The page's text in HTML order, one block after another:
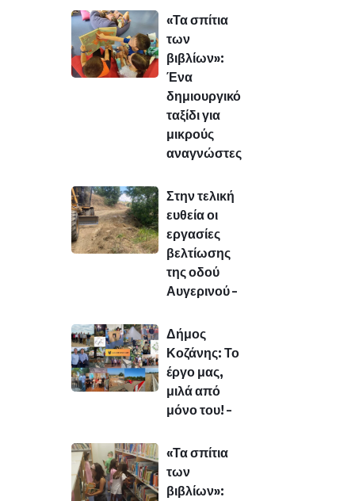
«Τα σπίτια
των
βιβλίων»:
Ένα
δημιουργικό
ταξίδι για
μικρούς
αναγνώστες
Στην τελική
ευθεία οι
εργασίες
βελτίωσης
της οδού
Αυγερινού –
Δήμος
Κοζάνης: Το
έργο μας,
μιλά από
μόνο του! –
«Τα σπίτια
των
βιβλίων»: